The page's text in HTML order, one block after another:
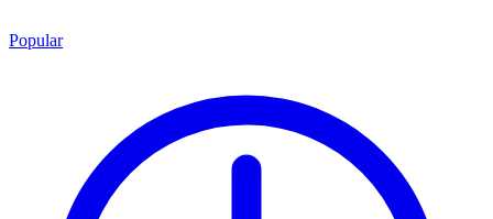
Popular